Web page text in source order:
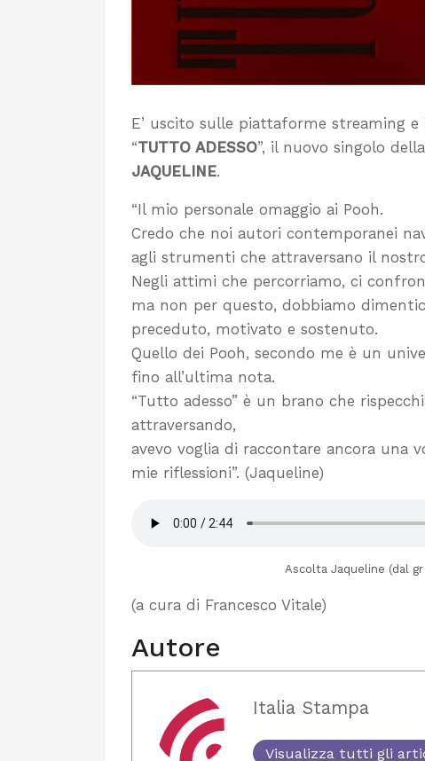
E’ uscito sulle piattaforme streaming
“TUTTO ADESSO”, il nuovo singolo
JAQUELINE.
“Il mio personale omaggio ai Pooh.
Credo che noi autori contemporanei
agli strumenti che attraversano il
Negli attimi che percorriamo, ci
ma non per questo, dobbiamo
preceduto, motivato e sostenuto.
Quello dei Pooh, secondo me è un
fino all’ultima nota.
“Tutto adesso” è un brano che
attraversando,
avevo voglia di raccontare ancora una
mie riflessioni”. (Jaqueline)
Ascolta Jaqueline (dal
(a cura di Francesco Vitale)
Autore
Italia Stampa
Visualizza tutti gli